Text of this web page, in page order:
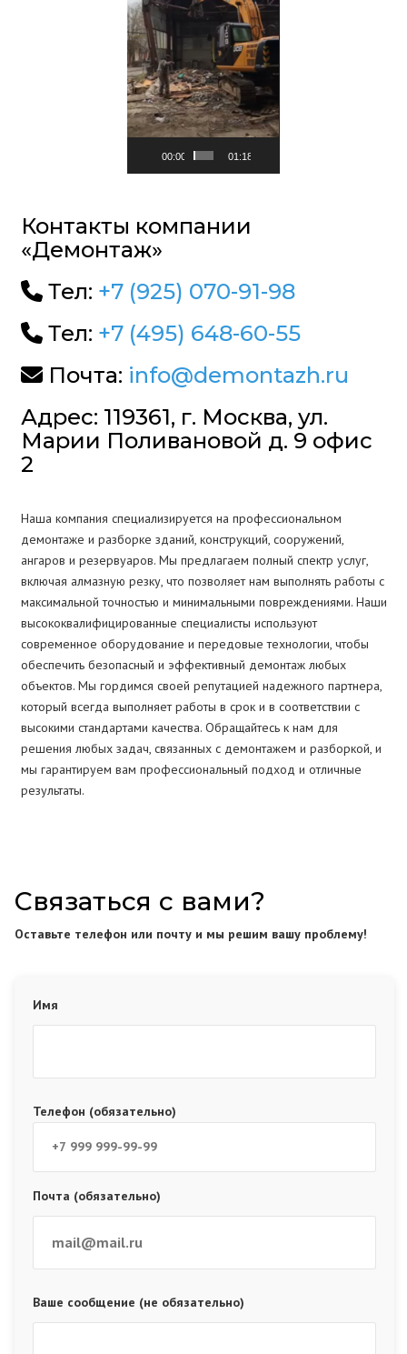
00:00 01:18
Контакты компании
«Демонтаж»
Тел: +7 (925) 070-91-98
Тел: +7 (495) 648-60-55
Почта: info@demontazh.ru
Адрес: 119361, г. Москва, ул.
Марии Поливановой д. 9 офис
2
Наша компания специализируется на профессиональном
демонтаже и разборке зданий, конструкций, сооружений,
ангаров и резервуаров. Мы предлагаем полный спектр услуг,
включая алмазную резку, что позволяет нам выполнять работы с
максимальной точностью и минимальными повреждениями. Наши
высококвалифицированные специалисты используют
современное оборудование и передовые технологии, чтобы
обеспечить безопасный и эффективный демонтаж любых
объектов. Мы гордимся своей репутацией надежного партнера,
который всегда выполняет работы в срок и в соответствии с
высокими стандартами качества. Обращайтесь к нам для
решения любых задач, связанных с демонтажем и разборкой, и
мы гарантируем вам профессиональный подход и отличные
результаты.
Связаться с вами?
Оставьте телефон или почту и мы решим вашу проблему!
Имя
Телефон (обязательно)
Почта (обязательно)
Ваше сообщение (не обязательно)